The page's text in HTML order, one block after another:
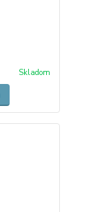
Skladom